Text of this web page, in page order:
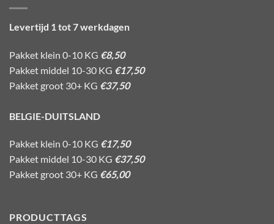
Levertijd 1 tot 7 werkdagen
Pakket klein 0-10 KG €8,50
Pakket middel 10-30 KG €17,50
Pakket groot 30+ KG €37,50
BELGIE-DUITSLAND
Pakket klein 0-10 KG €17,50
Pakket middel 10-30 KG €37,50
Pakket groot 30+ KG €65,00
PRODUCTTAGS